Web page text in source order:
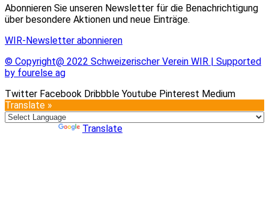
Abonnieren Sie unseren Newsletter für die Benachrichtigung
über besondere Aktionen und neue Einträge.
WIR-Newsletter abonnieren
© Copyright@ 2022 Schweizerischer Verein WIR | Supported
by fourelse ag
Twitter Facebook Dribbble Youtube Pinterest Medium
Translate »
Translate